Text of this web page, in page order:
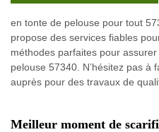
en tonte de pelouse pour tout
propose des services fiables
méthodes parfaites pour
pelouse 57340. N’hésitez pas à
auprès pour des travaux de
Meilleur moment de